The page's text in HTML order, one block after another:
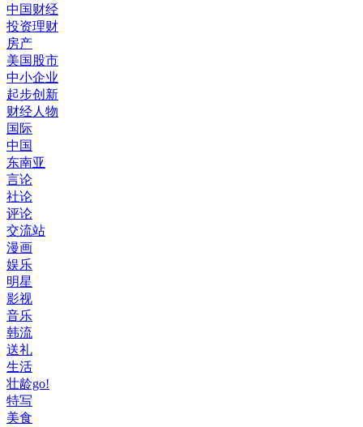
中国财经
投资理财
房产
美国股市
中小企业
起步创新
财经人物
国际
中国
东南亚
言论
社论
评论
交流站
漫画
娱乐
明星
影视
音乐
韩流
送礼
生活
壮龄go!
特写
美食